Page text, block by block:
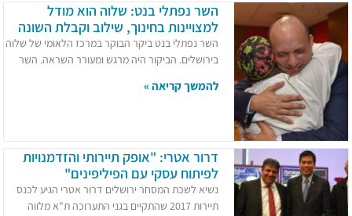
השר נפתלי בנט: שלוה הוא מודל
למצויינות בחינוך, שילוב וקבלת השונה
השר נפתלי בנט ביקר הבוקר במרכז הלאומי של שלוה
בירושלים. הביקור היה מרגש ומעורר השראה. השר
להמשך קריאה »
דרור אטרי: "אופק תיירותי והזדמנויות
לפיתוח עסקי עם הפיליפינים"
נשיא לשכת המסחר ירושלים דרור אטרי הגיע לכנס
תיירות 2017 שהתקיים בגני התערוכה ת"א מלווה